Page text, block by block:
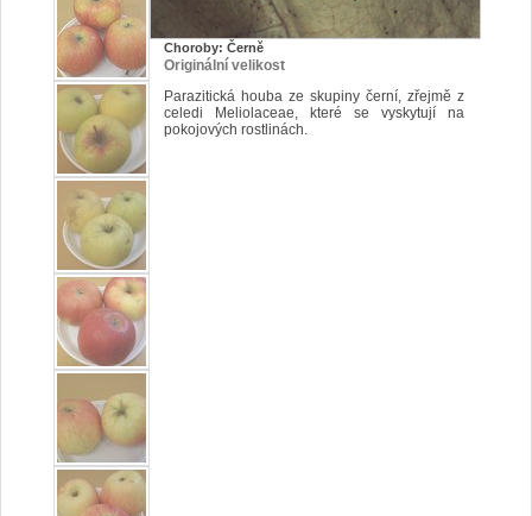
Choroby: Černě
Originální velikost
Parazitická houba ze skupiny černí, zřejmě z
celedi Meliolaceae, které se vyskytují na
pokojových rostlinách.